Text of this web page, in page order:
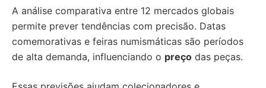
A análise comparativa entre 12 mercados globais
permite prever tendências com precisão. Datas
comemorativas e feiras numismáticas são períodos
de alta demanda, influenciando o preço das peças.